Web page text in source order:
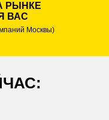
РЫНКЕ
ВАС
Москвы)